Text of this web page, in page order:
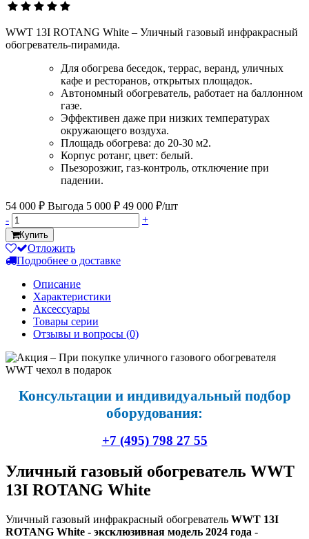
WWT 13I ROTANG White – Уличный газовый инфракрасный
обогреватель-пирамида.
Для обогрева беседок, террас, веранд, уличных
кафе и ресторанов, открытых площадок.
Автономный обогреватель, работает на баллонном
газе.
Эффективен даже при низких температурах
окружающего воздуха.
Площадь обогрева: до 20-30 м2.
Корпус ротанг, цвет: белый.
Пьезорозжиг, газ-контроль, отключение при
падении.
54 000 ₽ Выгода 5 000 ₽ 49 000 ₽/шт
-
+
Купить
Отложить
Подробнее о доставке
Описание
Характеристики
Аксессуары
Товары серии
Отзывы и вопросы (0)
Консультации и индивидуальный подбор
оборудования:
+7 (495) 798 27 55
Уличный газовый обогреватель WWT
13I ROTANG White
Уличный газовый инфракрасный обогреватель WWT 13I
ROTANG White - эксклюзивная модель 2024 года -